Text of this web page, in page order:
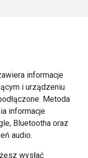
informacje
i urządzeniu
Metoda
informacje
Bluetootha oraz
audio.
wysłać